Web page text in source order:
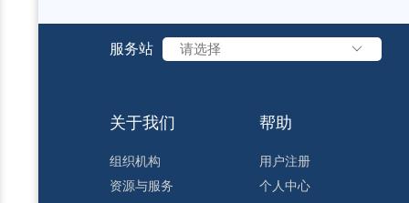
服务站 请选择
关于我们
组织机构
资源与服务
帮助
用户注册
个人中心